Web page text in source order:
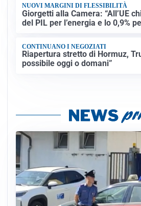
NUOVI MARGINI DI FLESSIBILITÀ
Giorgetti alla Camera: “All’UE
del PIL per l’energia e lo 0,9%
CONTINUANO I NEGOZIATI
Riapertura stretto di Hormuz,
possibile oggi o domani”